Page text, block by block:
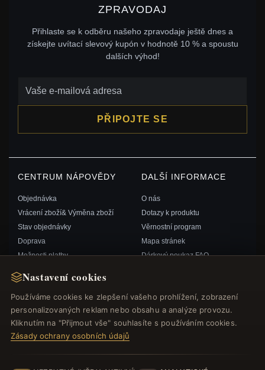
Nastavení cookies
Používáme cookies ke zlepšení vašeho prohlížení, zobrazení
personalizovaných reklam nebo obsahu a analýze provozu.
Kliknutím na "Přijmout vše" souhlasíte s používáním cookies.
Zásady ochrany osobních údajů
ZPRAVODAJ
Přihlaste se k odběru našeho zpravodaje ještě dnes a
získejte uvítací slevový kupón v hodnotě 10 % a spoustu
dalších výhod!
PŘIPOJTE SE
CENTRUM NÁPOVĚDY
Objednávka
Vrácení zboží& Výměna zboží
Stav objednávky
Doprava
Možnosti platby
Kontaktujte nás
DALŠÍ INFORMACE
O nás
Dotazy k produktu
Věrnostní program
Mapa stránek
Dárkový poukaz FAQ
RYCHLÉ ODKAZY
Nové produkty
Speciální nabídky
SLEDUJTE NÁS